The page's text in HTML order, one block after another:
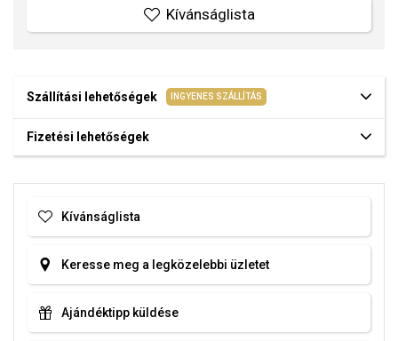
Kívánságlista
Szállítási lehetőségek INGYENES SZÁLLÍTÁS
Fizetési lehetőségek
Kívánságlista
Keresse meg a legközelebbi üzletet
Ajándéktipp küldése